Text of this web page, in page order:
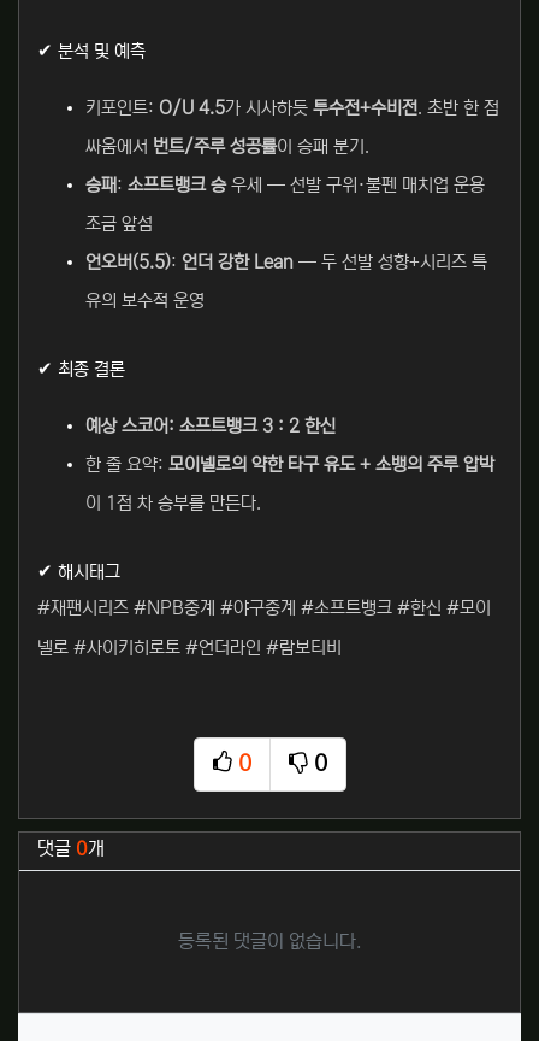
✔ 분석 및 예측
키포인트: O/U 4.5가 시사하듯 투수전+수비전. 초반 한 점
싸움에서 번트/주루 성공률이 승패 분기.
승패: 소프트뱅크 승우세 — 선발 구위·불펜 매치업 운용
조금 앞섬
언오버(5.5): 언더 강한 Lean — 두 선발 성향+시리즈 특
유의 보수적 운영
✔ 최종 결론
예상 스코어: 소프트뱅크 3 : 2 한신
한 줄 요약: 모이넬로의 약한 타구 유도 + 소뱅의 주루 압박
이 1점 차 승부를 만든다.
✔ 해시태그
#재팬시리즈 #NPB중계 #야구중계 #소프트뱅크 #한신 #모이
넬로 #사이키히로토 #언더라인 #람보티비
0
추천
0
비추천
관련자료
댓글 0개
등록된 댓글이 없습니다.